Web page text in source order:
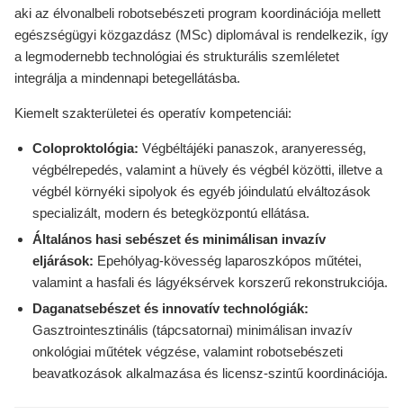
aki az élvonalbeli robotsebészeti program koordinációja mellett
egészségügyi közgazdász (MSc) diplomával is rendelkezik, így
a legmodernebb technológiai és strukturális szemléletet
integrálja a mindennapi betegellátásba.
Kiemelt szakterületei és operatív kompetenciái:
Coloproktológia: Végbéltájéki panaszok, aranyeresség,
végbélrepedés, valamint a hüvely és végbél közötti, illetve a
végbél környéki sipolyok és egyéb jóindulatú elváltozások
specializált, modern és betegközpontú ellátása.
Általános hasi sebészet és minimálisan invazív
eljárások: Epehólyag-kövesség laparoszkópos műtétei,
valamint a hasfali és lágyéksérvek korszerű rekonstrukciója.
Daganatsebészet és innovatív technológiák:
Gasztrointesztinális (tápcsatornai) minimálisan invazív
onkológiai műtétek végzése, valamint robotsebészeti
beavatkozások alkalmazása és licensz-szintű koordinációja.